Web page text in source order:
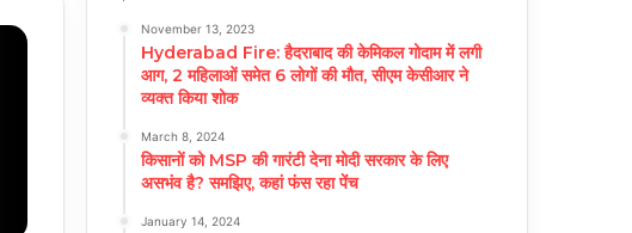
November 13, 2023
Hyderabad Fire: हैदराबाद की केमिकल गोदाम में लगी
आग, 2 महिलाओं समेत 6 लोगों की मौत, सीएम केसीआर ने
व्यक्त किया शोक
March 8, 2024
किसानों को MSP की गारंटी देना मोदी सरकार के लिए
असभंव है? समझिए, कहां फंस रहा पेंच
January 14, 2024